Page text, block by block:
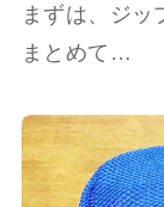
まずは、ジッ
まとめて…